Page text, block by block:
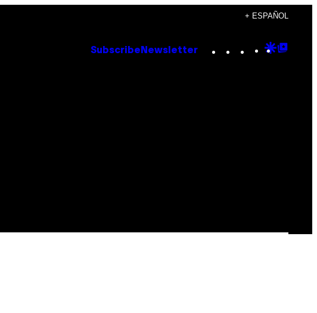
+ ESPAÑOL
Subscribe Newsletter Instagram
TikTok
YouTube
Google